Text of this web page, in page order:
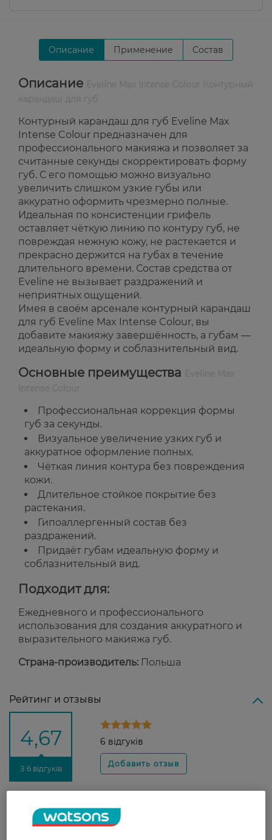
Описание Применение Состав
Описание
Контурный карандаш для губ Eveline Max
Intense Colour предназначен для
профессионального макияжа и позволяет за
считанные секунды скорректировать форму
губ. С его помощью можно визуально
увеличить слишком узкие губы или
аккуратно оформить чрезмерно полные.
Идеальная по консистенции грифель
оставляет чёткую линию по контуру губ, не
повреждая нежную кожу, не растекается и
прекрасно держится на губах в течение
длительного времени. Состав средства от
Eveline не вызывает раздражений и
неприятных ощущений.
Имея в своём арсенале контурный карандаш
для губ Eveline Max Intense Colour, вы
добавите макияжу завершённость, а губам —
идеальную форму и соблазнительный вид.
Основные преимущества
Профессиональная коррекция формы
губ за секунды.
Визуальное увеличение узких губ и
аккуратное оформление полных.
Чёткая линия контура без повреждения
кожи.
Длительное стойкое покрытие без
растекания.
Гипоаллергенный состав без
раздражений.
Придаёт губам идеальную форму и
соблазнительный вид.
Подходит для:
Ежедневного и профессионального
использования для создания аккуратного и
выразительного макияжа губ.
Страна-производитель: Польша
Рейтинг и отзывы
4,67
З 6 відгуків
6 відгуків
Аліна
Чудовий, якісний олівець для губ,